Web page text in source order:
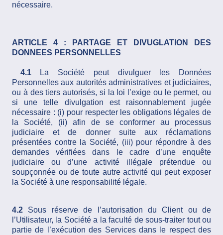
nécessaire.
ARTICLE 4 : PARTAGE ET DIVUGLATION DES
DONNEES PERSONNELLES
4.1
La Société peut divulguer les Données
Personnelles aux autorités administratives et judiciaires,
ou à des tiers autorisés, si la loi l’exige ou le permet, ou
si une telle divulgation est raisonnablement jugée
nécessaire : (i) pour respecter les obligations légales de
la Société, (ii) afin de se conformer au processus
judiciaire et de donner suite aux réclamations
présentées contre la Société, (iii) pour répondre à des
demandes vérifiées dans le cadre d’une enquête
judiciaire ou d’une activité illégale prétendue ou
soupçonnée ou de toute autre activité qui peut exposer
la Société à une responsabilité légale.
4.2 Sous réserve de l’autorisation du Client ou de
l’Utilisateur, la Société a la faculté de sous-traiter tout ou
partie de l’exécution des Services dans le respect des